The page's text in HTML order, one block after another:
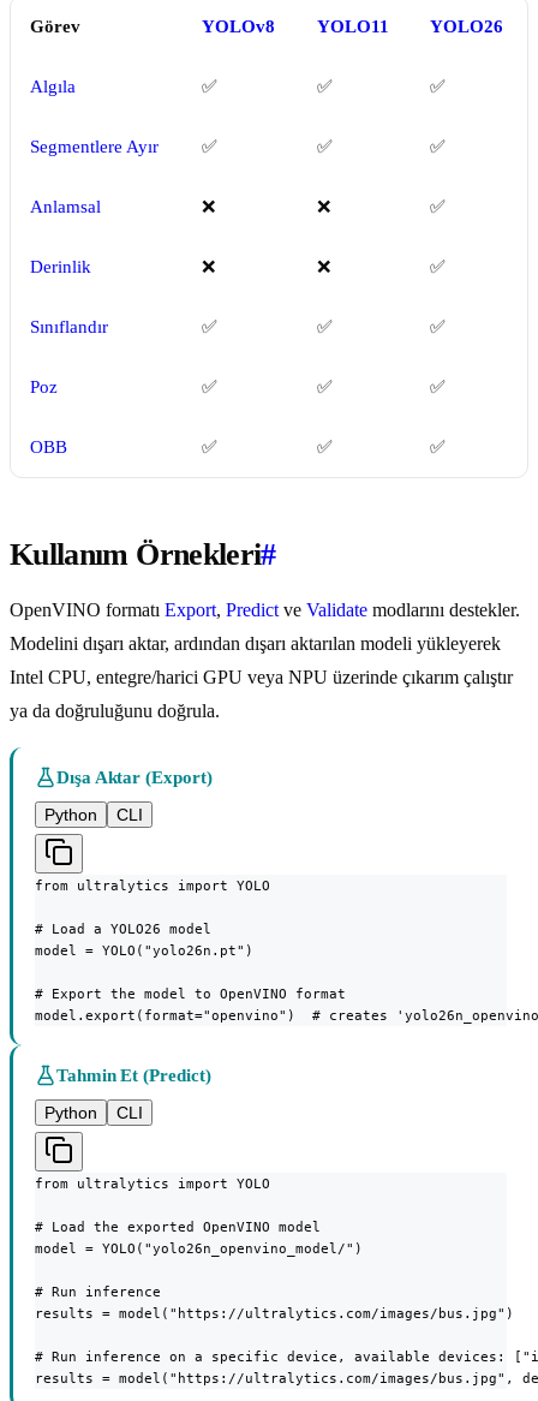
Görev YOLOv8 YOLO11 YOLO26
Algıla ✅ ✅ ✅
Segmentlere Ayır ✅ ✅ ✅
Anlamsal ❌ ❌ ✅
Derinlik ❌ ❌ ✅
Sınıflandır ✅ ✅ ✅
Poz ✅ ✅ ✅
OBB ✅ ✅ ✅
Kullanım Örnekleri#
OpenVINO formatı Export, Predict ve Validate modlarını destekler.
Modelini dışarı aktar, ardından dışarı aktarılan modeli yükleyerek
Intel CPU, entegre/harici GPU veya NPU üzerinde çıkarım çalıştır
ya da doğruluğunu doğrula.
Dışa Aktar (Export)
Python
CLI
from ultralytics import YOLO
# Load a YOLO26 model
model = YOLO("yolo26n.pt")
# Export the model to OpenVINO format
model.export(format="openvino")  # creates
Tahmin Et (Predict)
Python
CLI
from ultralytics import YOLO
# Load the exported OpenVINO model
model = YOLO("yolo26n_openvino_model/")
# Run inference
results = model("https://ultralytics.com/images/bus.jpg")
# Run inference on a specific device, available
results = model("https://ultralytics.com/images/bus.jpg",